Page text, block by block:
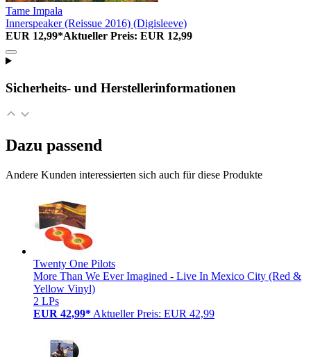
Tame Impala
Innerspeaker (Reissue 2016) (Digisleeve)
EUR 12,99*Aktueller Preis: EUR 12,99
Sicherheits- und Herstellerinformationen
Dazu passend
Andere Kunden interessierten sich auch für diese Produkte
Twenty One Pilots
More Than We Ever Imagined - Live In Mexico City (Red &
Yellow Vinyl)
2 LPs
EUR 42,99* Aktueller Preis: EUR 42,99